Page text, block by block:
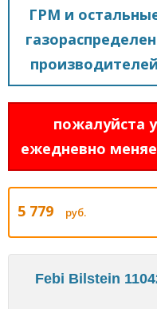
ГРМ и
пожалуйста
ежедневно
5 779 руб.
Febi Bilstein